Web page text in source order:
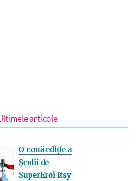
articole
O nouă ediție a
Școlii de
SuperEroi Itsy